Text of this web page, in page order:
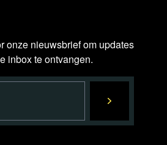
onze nieuwsbrief om updates
inbox te ontvangen.